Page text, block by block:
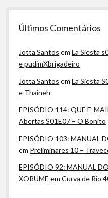
Últimos Comentários
Jotta Santos emLa Siesta
e pudimXbrigadeiro
Jotta Santos emLa Siesta
e Thaineh
EPISÓDIO 114: QUE E-
Abertas S01E07 – O Bonito
EPISÓDIO 103: MANUAL
em Preliminares 10 –
EPISÓDIO 92: MANUAL
XORUME emCurva de Rio